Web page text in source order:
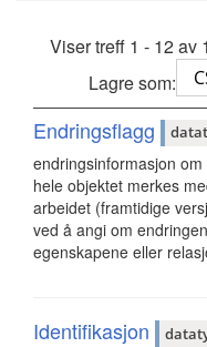
Viser treff 1 - 12 av
Lagre som:
Endringsflagg
endringsinformasjon
hele objektet merkes
arbeidet (framtidige
ved å angi om
egenskapene eller
Identifikasjon